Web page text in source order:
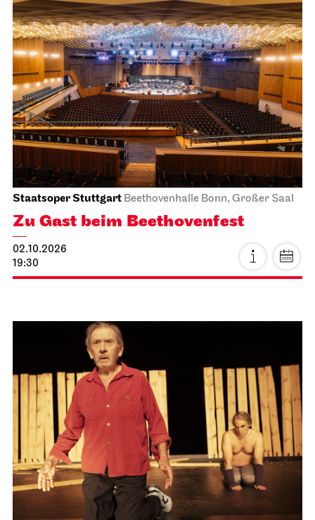
Staatsoper Stuttgart Beethovenhalle Bonn, Großer Saal
Zu Gast beim Beethovenfest
02.10.2026
19:30